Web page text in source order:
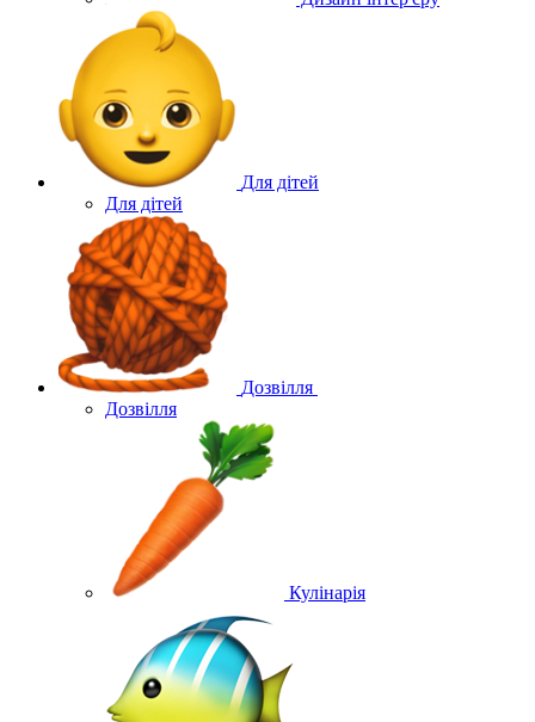
Для дітей
Для дітей
Дозвілля
Дозвілля
Кулінарія